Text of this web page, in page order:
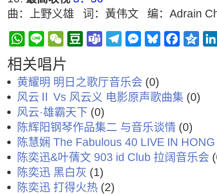
曲：上野义雄 词：黃伟文 编：Adrain
WhatsApp
LineWeChat
Douban
TeamsTelegramBluesky
相关唱片
黄耀明 明日之歌厅音乐会 (0)
风云Ⅱ Vs 风云义 电影原声歌曲集 (0)
风云·雄霸天下 (0)
陈辉阳钢琴作品集二 与音乐谈情 (0)
陈慧娴 The Fabulous 40 LIVE IN
陈奕迅&叶蒨文 903 id Club 拉阔音乐会
陈奕迅 黑白灰 (1)
陈奕迅 打得火热 (2)